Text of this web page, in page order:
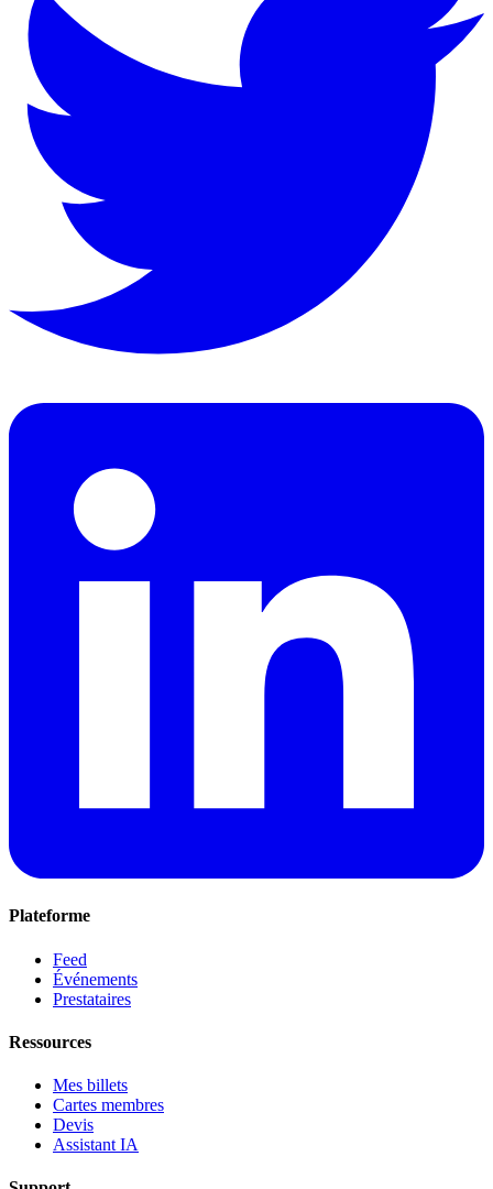
Plateforme
Feed
Événements
Prestataires
Ressources
Mes billets
Cartes membres
Devis
Assistant IA